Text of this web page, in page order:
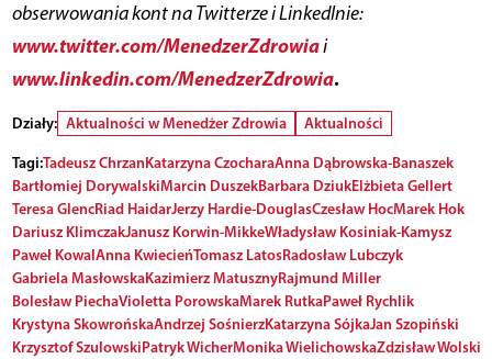
obserwowania kont na Twitterze i LinkedInie:
www.twitter.com/MenedzerZdrowiai
www.linkedin.com/MenedzerZdrowia.
Działy: Aktualności w Menedżer Zdrowia
Aktualności
Tagi:Tadeusz ChrzanKatarzyna CzocharaAnna Dąbrowska-Banaszek
Bartłomiej DorywalskiMarcin DuszekBarbara DziukElżbieta Gellert
Teresa GlencRiad HaidarJerzy Hardie-DouglasCzesław HocMarek Hok
Dariusz KlimczakJanusz Korwin-MikkeWładysław Kosiniak-Kamysz
Paweł KowalAnna KwiecieńTomasz LatosRadosław Lubczyk
Gabriela MasłowskaKazimierz MatusznyRajmund Miller
Bolesław PiechaVioletta PorowskaMarek RutkaPaweł Rychlik
Krystyna SkowrońskaAndrzej SośnierzKatarzyna SójkaJan Szopiński
Krzysztof SzulowskiPatryk WicherMonika WielichowskaZdzisław Wolski